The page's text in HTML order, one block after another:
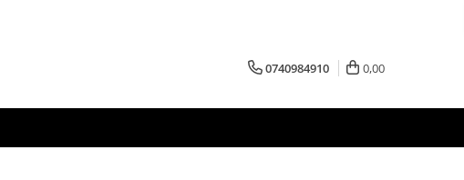
0740984910 0,00